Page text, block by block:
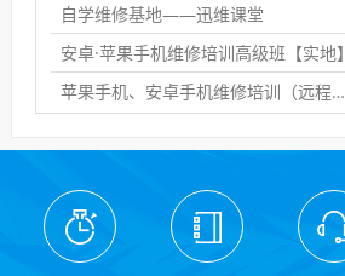
自学维修基地——迅维课堂
安卓·苹果手机维修培训高级班【实地】
苹果手机、安卓手机维修培训（远程网络班）